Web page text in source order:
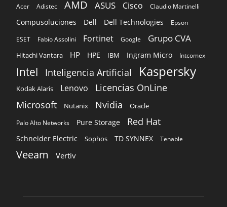
Acer Adistec AMD ASUS Cisco Claudio Martinelli
Compusoluciones Dell Dell Technologies
Epson
ESET
Fabio Assolini Fortinet Google Grupo CVA
Hitachi Vantara HP HPE IBM Ingram Micro Intcomex
Intel Inteligencia Artificial Kaspersky
Kodak Alaris Lenovo Licencias OnLine
Microsoft Nutanix Nvidia Oracle
Palo Alto Networks Pure Storage Red Hat
Schneider Electric Sophos TD SYNNEX Tenable
Veeam Vertiv